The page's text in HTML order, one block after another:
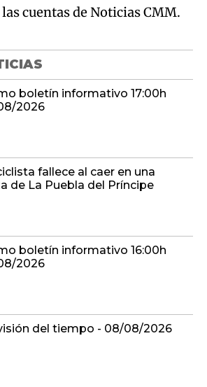
cuentas de Noticias CMM.
boletín informativo 17:00h
2026
fallece al caer en una
de La Puebla del Príncipe
boletín informativo 16:00h
2026
del tiempo - 08/08/2026